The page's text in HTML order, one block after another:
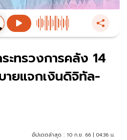
ระทรวงการคลัง 14
ายแจกเงินดิจิทัล-
อัปเดตล่าสุด : 10 ก.ย. 66 | 04:36 น.